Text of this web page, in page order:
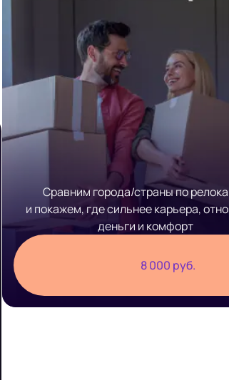
Сравним города/страны по
и покажем, где сильнее карьера,
деньги и комфорт
8 000 руб.